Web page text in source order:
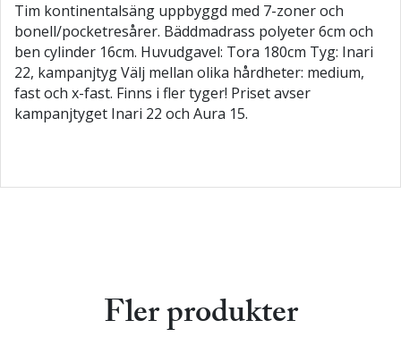
Tim kontinentalsäng uppbyggd med 7-zoner och
bonell/pocketresårer. Bäddmadrass polyeter 6cm och
ben cylinder 16cm. Huvudgavel: Tora 180cm Tyg: Inari
22, kampanjtyg Välj mellan olika hårdheter: medium,
fast och x-fast. Finns i fler tyger! Priset avser
kampanjtyget Inari 22 och Aura 15.
Fler produkter